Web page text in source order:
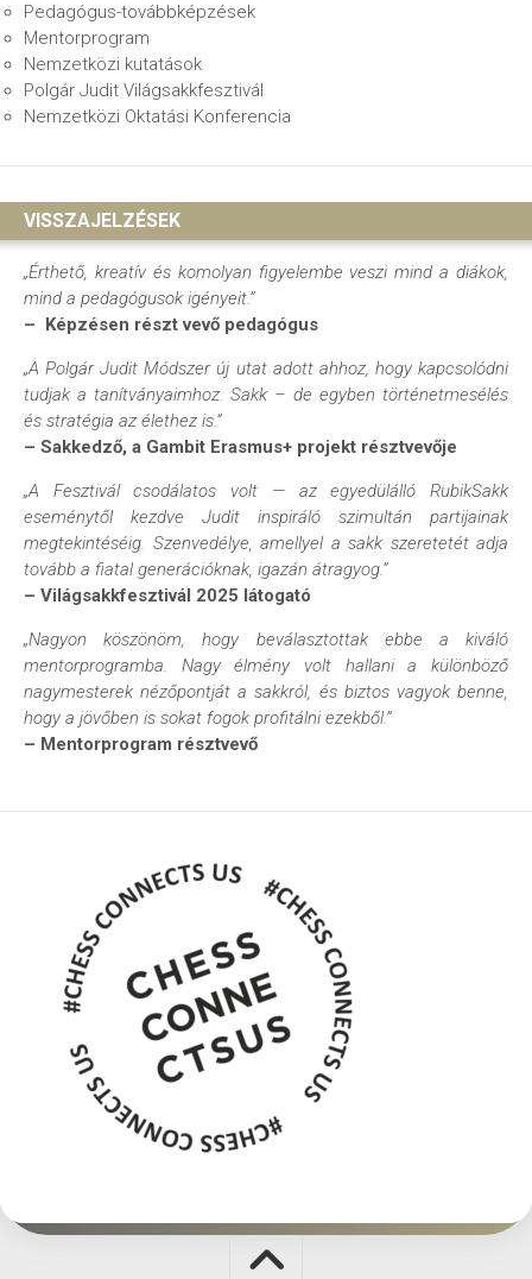
Pedagógus-továbbképzések
Mentorprogram
Nemzetközi kutatások
Polgár Judit Világsakkfesztivál
Nemzetközi Oktatási Konferencia
VISSZAJELZÉSEK
„Érthető, kreatív és komolyan figyelembe veszi mind a diákok,
mind a pedagógusok igényeit.”
– Képzésen részt vevő pedagógus
„A Polgár Judit Módszer új utat adott ahhoz, hogy kapcsolódni
tudjak a tanítványaimhoz. Sakk – de egyben történetmesélés
és stratégia az élethez is.”
– Sakkedző, a Gambit Erasmus+ projekt résztvevője
„A Fesztivál csodálatos volt — az egyedülálló RubikSakk
eseménytől kezdve Judit inspiráló szimultán partijainak
megtekintéséig. Szenvedélye, amellyel a sakk szeretetét adja
tovább a fiatal generációknak, igazán átragyog.”
– Világsakkfesztivál 2025 látogató
„Nagyon köszönöm, hogy beválasztottak ebbe a kiváló
mentorprogramba. Nagy élmény volt hallani a különböző
nagymesterek nézőpontját a sakkról, és biztos vagyok benne,
hogy a jövőben is sokat fogok profitálni ezekből.”
– Mentorprogram résztvevő